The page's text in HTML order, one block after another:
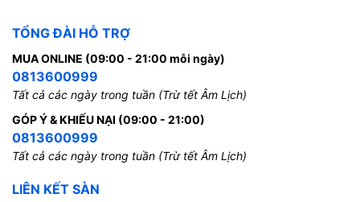
TỔNG ĐÀI HỖ TRỢ
MUA ONLINE (09:00 - 21:00 mỗi ngày)
0813600999
Tất cả các ngày trong tuần (Trừ tết Âm Lịch)
GÓP Ý & KHIẾU NẠI (09:00 - 21:00)
0813600999
Tất cả các ngày trong tuần (Trừ tết Âm Lịch)
LIÊN KẾT SÀN